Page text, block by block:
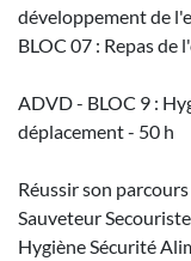
développement de
BLOC 07 : Repas de
ADVD - BLOC 9 :
déplacement - 50 h
Réussir son
Sauveteur
Hygiène Sécurité